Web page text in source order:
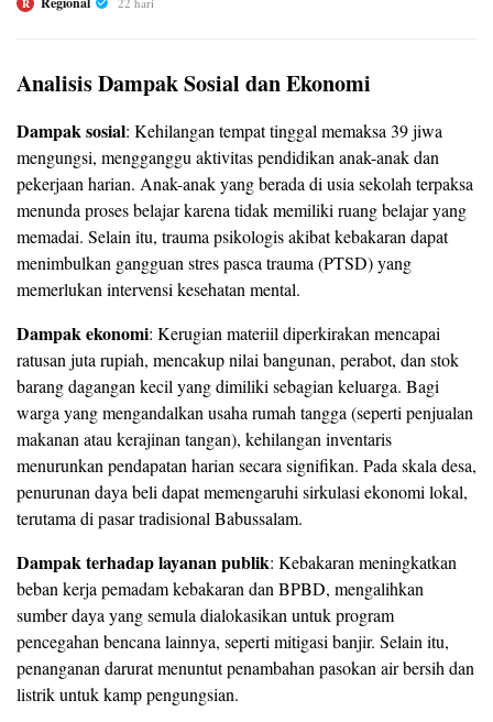
Analisis Dampak Sosial dan Ekonomi
Dampak sosial: Kehilangan tempat tinggal memaksa 39 jiwa
mengungsi, mengganggu aktivitas pendidikan anak-anak dan
pekerjaan harian. Anak-anak yang berada di usia sekolah terpaksa
menunda proses belajar karena tidak memiliki ruang belajar yang
memadai. Selain itu, trauma psikologis akibat kebakaran dapat
menimbulkan gangguan stres pasca trauma (PTSD) yang
memerlukan intervensi kesehatan mental.
Dampak ekonomi: Kerugian materiil diperkirakan mencapai
ratusan juta rupiah, mencakup nilai bangunan, perabot, dan stok
barang dagangan kecil yang dimiliki sebagian keluarga. Bagi
warga yang mengandalkan usaha rumah tangga (seperti penjualan
makanan atau kerajinan tangan), kehilangan inventaris
menurunkan pendapatan harian secara signifikan. Pada skala desa,
penurunan daya beli dapat memengaruhi sirkulasi ekonomi lokal,
terutama di pasar tradisional Babussalam.
Dampak terhadap layanan publik: Kebakaran meningkatkan
beban kerja pemadam kebakaran dan BPBD, mengalihkan
sumber daya yang semula dialokasikan untuk program
pencegahan bencana lainnya, seperti mitigasi banjir. Selain itu,
penanganan darurat menuntut penambahan pasokan air bersih dan
listrik untuk kamp pengungsian.